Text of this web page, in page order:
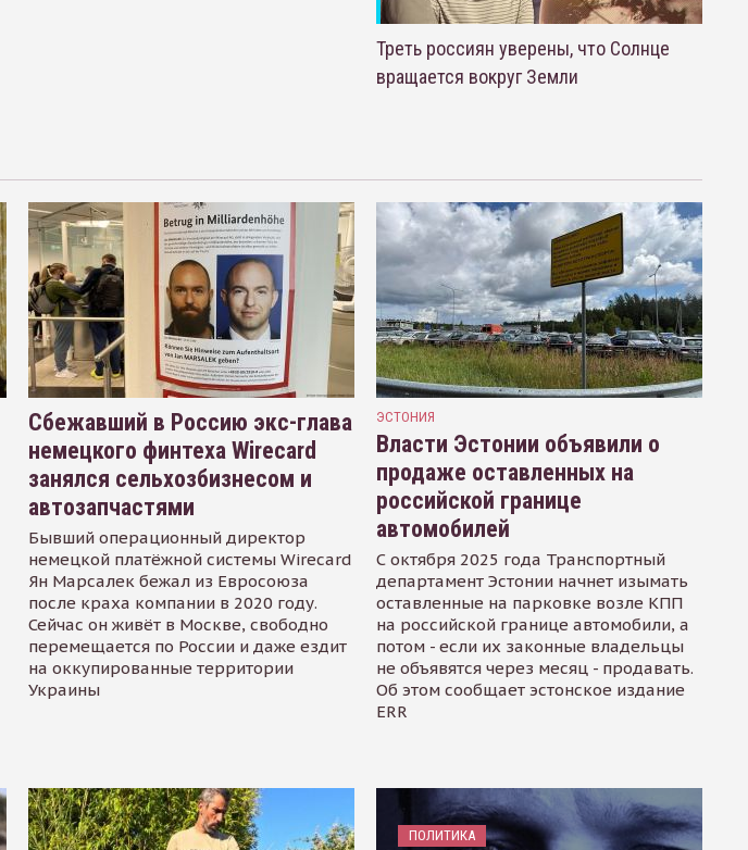
Треть россиян уверены, что Солнце
вращается вокруг Земли
Сбежавший в Россию экс-глава
немецкого финтеха Wirecard
занялся сельхозбизнесом и
автозапчастями
Бывший операционный директор
немецкой платёжной системы Wirecard
Ян Марсалек бежал из Евросоюза
после краха компании в 2020 году.
Сейчас он живёт в Москве, свободно
перемещается по России и даже ездит
на оккупированные территории
Украины
ЭСТОНИЯ
Власти Эстонии объявили о
продаже оставленных на
российской границе
автомобилей
С октября 2025 года Транспортный
департамент Эстонии начнет изымать
оставленные на парковке возле КПП
на российской границе автомобили, а
потом - если их законные владельцы
не объявятся через месяц - продавать.
Об этом сообщает эстонское издание
ERR
ПОЛИТИКА